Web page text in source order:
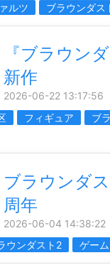
ルツ
ブラウンダス
『ブラウン
新作
2026-06-22 13:17:56
フィギュア
ブ
ブラウンダ
周年
2026-06-04 14:38:22
ウンダスト2 ゲーム